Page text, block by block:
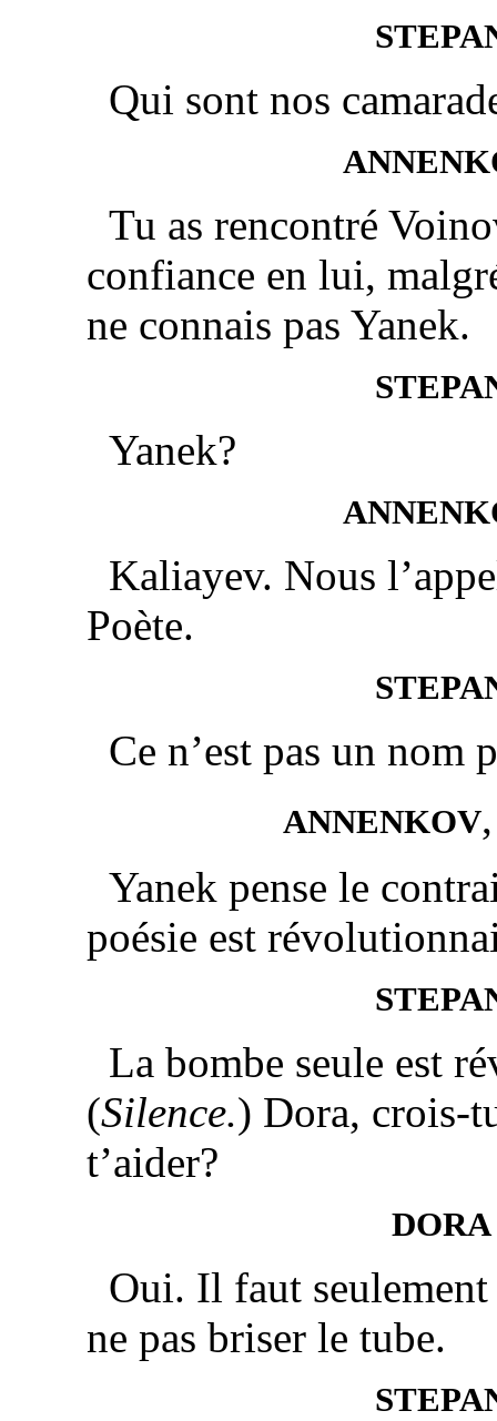
Qui sont nos
Tu as rencontré
confiance en lui,
ne connais pas Yanek.
Yanek?
Kaliayev. Nous
Poète.
Ce n’est pas un nom
ANNENKOV
Yanek pense le
poésie est
La bombe seule est
(Silence.) Dora, crois-
t’aider?
DORA
Oui. Il faut seulement
ne pas briser le tube.